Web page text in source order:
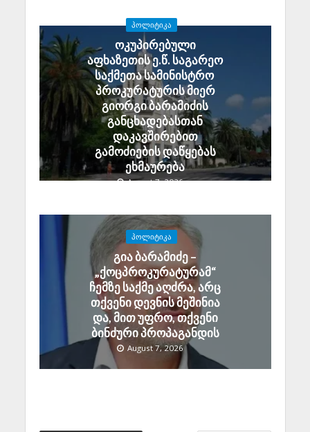
ᲞᲝᲚᲘᲢᲘᲙᲐ
ოკუპირებული
აფხაზეთის ე.წ. საგარეო
საქმეთა სამინისტრო
პროკურატურის მიერ
გიორგი ბარამიძის
განცხადებასთან
დაკავშირებით
გამოძიების დაწყებას
ეხმაურება
August 7, 2026
ᲞᲝᲚᲘᲢᲘᲙᲐ
გია ბარამიძე –
„ქოცპროკურატურამ“
ჩემზე საქმე აღძრა, არც
თქვენი დევნის მეშინია
და, მით უფრო, თქვენი
ბინძური პროპაგანდის
August 7, 2026